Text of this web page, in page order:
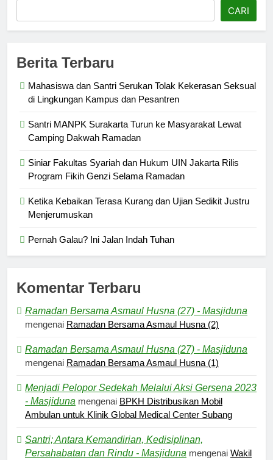
CARI
Berita Terbaru
Mahasiswa dan Santri Serukan Tolak Kekerasan Seksual
di Lingkungan Kampus dan Pesantren
Santri MANPK Surakarta Turun ke Masyarakat Lewat
Camping Dakwah Ramadan
Siniar Fakultas Syariah dan Hukum UIN Jakarta Rilis
Program Fikih Genzi Selama Ramadan
Ketika Kebaikan Terasa Kurang dan Ujian Sedikit Justru
Menjerumuskan
Pernah Galau? Ini Jalan Indah Tuhan
Komentar Terbaru
Ramadan Bersama Asmaul Husna (27) - Masjiduna
mengenai Ramadan Bersama Asmaul Husna (2)
Ramadan Bersama Asmaul Husna (27) - Masjiduna
mengenai Ramadan Bersama Asmaul Husna (1)
Menjadi Pelopor Sedekah Melalui Aksi Gersena 2023
- Masjiduna mengenai BPKH Distribusikan Mobil
Ambulan untuk Klinik Global Medical Center Subang
Santri; Antara Kemandirian, Kedisiplinan,
Persahabatan dan Rindu - Masjiduna mengenai Wakil
5
Pernah Galau? Ini Jalan Indah
HIKMAH